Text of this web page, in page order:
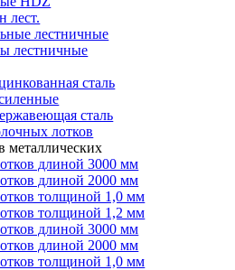
лест.
лестничные
лестничные
сталь
сталь
лотков
металлических
длиной 3000 мм
длиной 2000 мм
толщиной 1,0 мм
толщиной 1,2 мм
длиной 3000 мм
длиной 2000 мм
толщиной 1,0 мм